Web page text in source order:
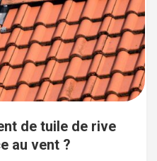
de tuile de rive
au vent ?